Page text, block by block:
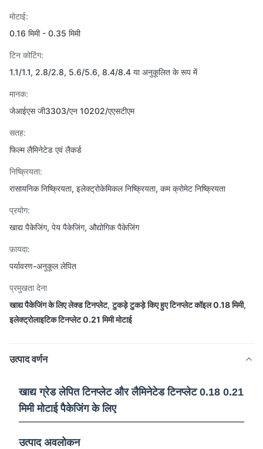
मोटाई:
0.16 मिमी - 0.35 मिमी
टिन कोटिंग:
1.1/1.1, 2.8/2.8, 5.6/5.6, 8.4/8.4 या अनुकूलित के रूप में
मानक:
जेआईएस जी3303/एन 10202/एएसटीएम
सतह:
फिल्म लैमिनेटेड एवं लैकर्ड
निष्क्रियता:
रासायनिक निष्क्रियता, इलेक्ट्रोकेमिकल निष्क्रियता, कम क्रोमेट निष्क्रियता
प्रयोग:
खाद्य पैकेजिंग, पेय पैकेजिंग, औद्योगिक पैकेजिंग
फ़ायदा:
पर्यावरण-अनुकूल लेपित
प्रमुखता देना
खाद्य पैकेजिंग के लिए लेक्ड टिनप्लेट,टुकड़े टुकड़े किए हुए टिनप्लेट कॉइल 0.18 मिमी,
इलेक्ट्रोलाइटिक टिनप्लेट 0.21 मिमी मोटाई
उत्पाद वर्णन
खाद्य ग्रेड लेपित टिनप्लेट और लैमिनेटेड टिनप्लेट 0.18 0.21
मिमी मोटाई पैकेजिंग के लिए
उत्पाद अवलोकन